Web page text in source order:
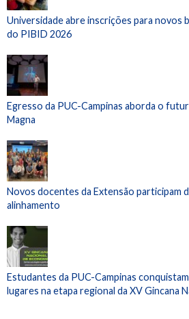
Universidade abre inscrições para novos
do PIBID 2026
Egresso da PUC-Campinas aborda o
Magna
Novos docentes da Extensão participam
alinhamento
Estudantes da PUC-Campinas
lugares na etapa regional da XV Gincana